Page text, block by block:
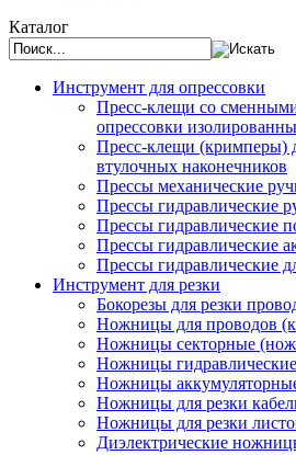
Каталог
Инструмент для опрессовки
Пресс-клещи со
опрессовки
Пресс-клещи (кримперы)
втулочных наконечников
Прессы механические
Прессы гидравлические
Прессы гидравлические
Прессы гидравлические
Прессы гидравлические
Инструмент для резки
Бокорезы для резки
Ножницы для проводов
Ножницы секторные
Ножницы гидравлические
Ножницы
Ножницы для резки
Ножницы для резки
Диэлектрические